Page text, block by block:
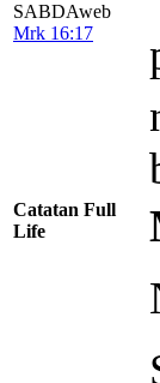
SABDAweb
Mrk 16:17
Catatan Full
Life